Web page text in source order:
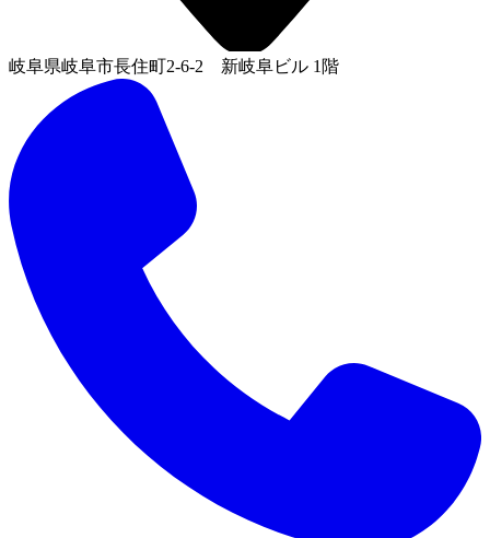
岐阜県岐阜市長住町2-6-2 新岐阜ビル 1階